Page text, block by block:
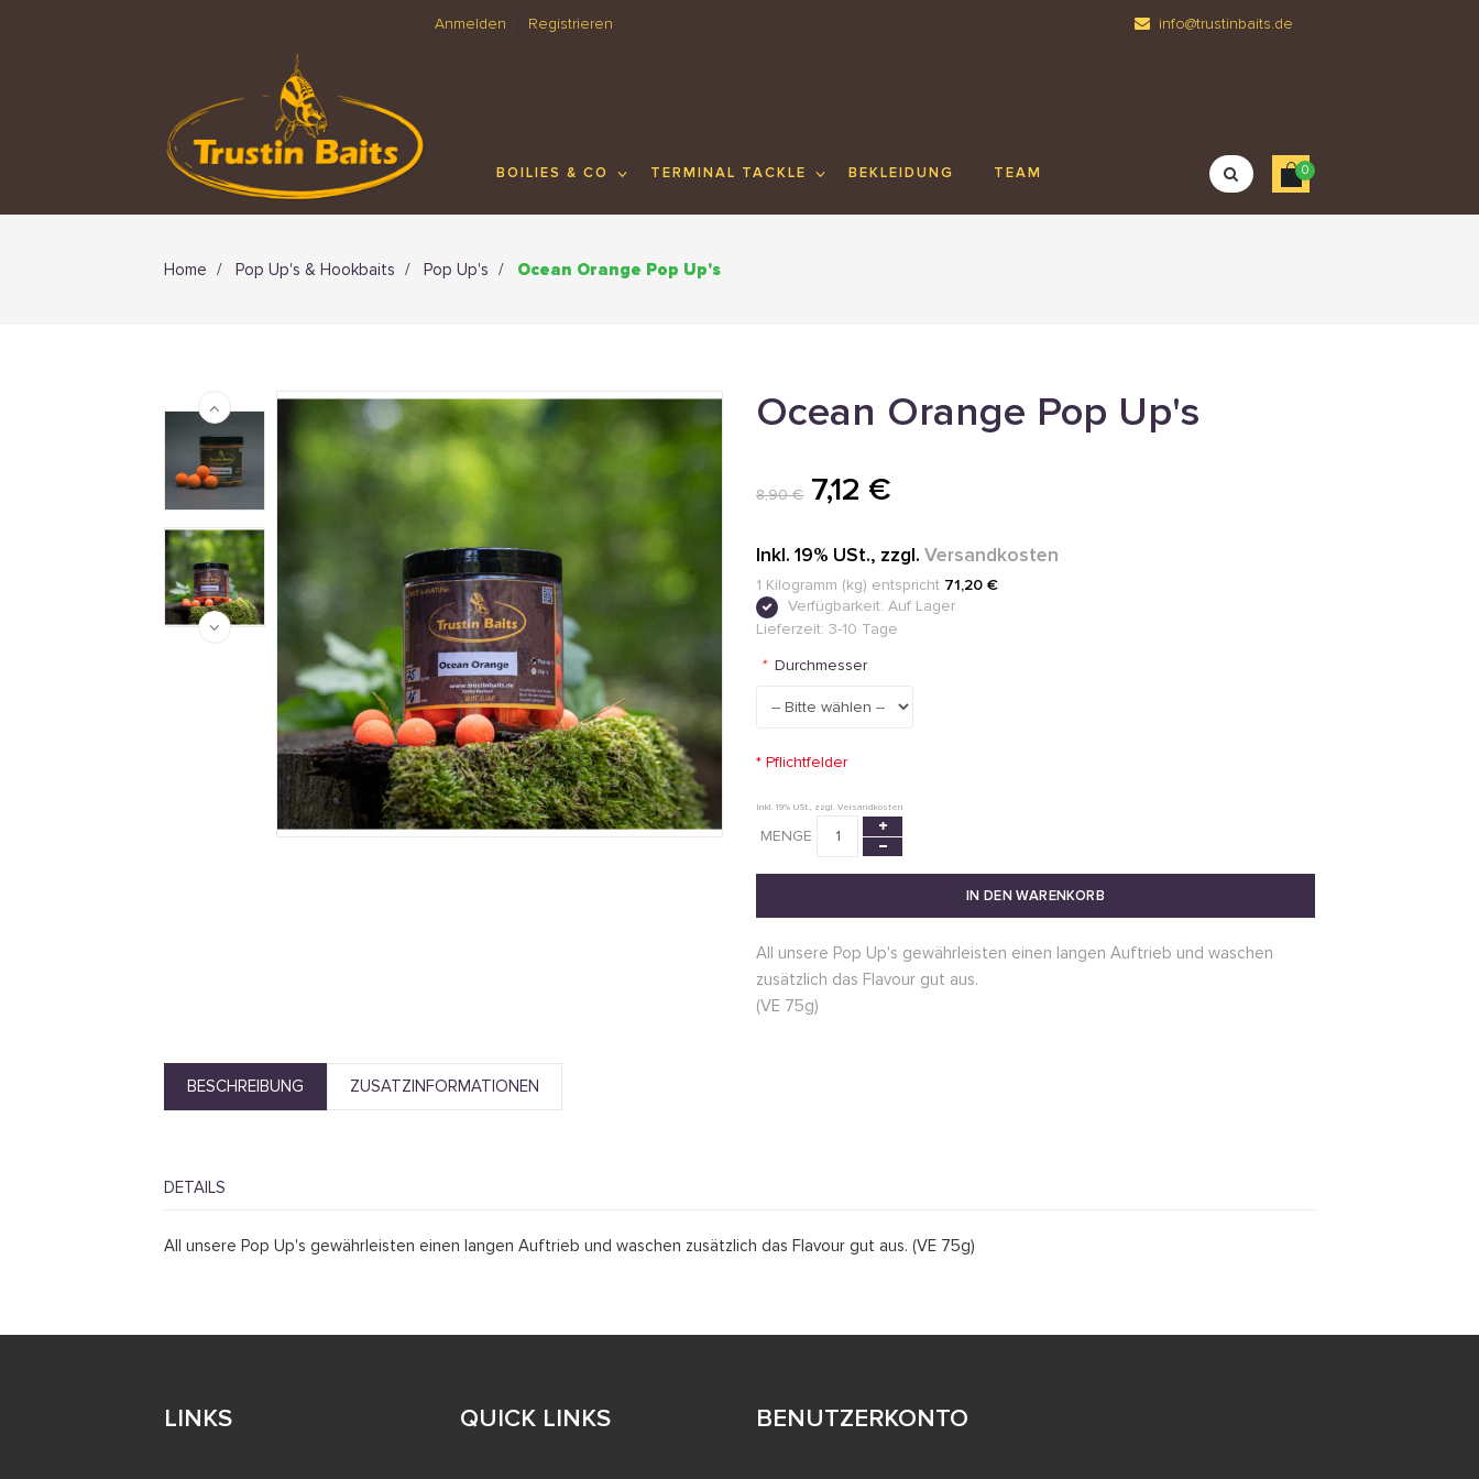
Anmelden Registrieren info@trustinbaits.de
BOILIES & CO TERMINAL TACKLE BEKLEIDUNG TEAM 0
Home Pop Up's & Hookbaits Pop Up's Ocean Orange Pop Up's
Ocean Orange Pop Up's
8,90 € 7,12 €
Inkl. 19% USt., zzgl. Versandkosten
1 Kilogramm (kg) entspricht 71,20 €
Verfügbarkeit: Auf Lager
Lieferzeit: 3-10 Tage
* Durchmesser
* Pflichtfelder
Inkl. 19% USt., zzgl.Versandkosten
MENGE
IN DEN WARENKORB
All unsere Pop Up's gewährleisten einen langen Auftrieb und waschen
zusätzlich das Flavour gut aus.
(VE 75g)
BESCHREIBUNG ZUSATZINFORMATIONEN
DETAILS
All unsere Pop Up's gewährleisten einen langen Auftrieb und waschen zusätzlich das Flavour gut aus. (VE 75g)
LINKS QUICK LINKS BENUTZERKONTO